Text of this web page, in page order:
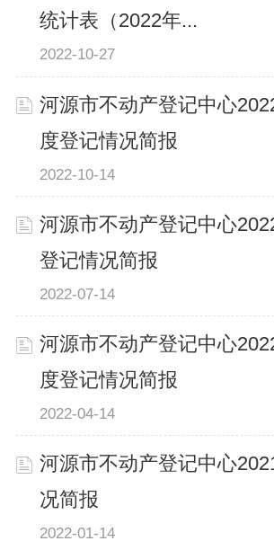
统计表（2022年...
2022-10-27
河源市不动产登记中心
度登记情况简报
2022-10-14
河源市不动产登记中心
登记情况简报
2022-07-14
河源市不动产登记中心
度登记情况简报
2022-04-14
河源市不动产登记中心
况简报
2022-01-14